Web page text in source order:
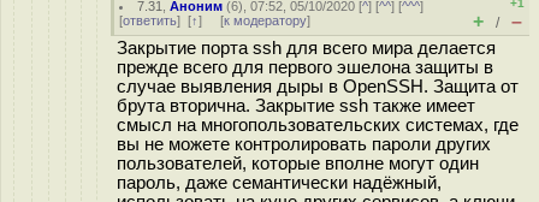
7.31 ,Аноним (6), 07:52, 05/10/2020 [^] [^^] [^^^]
[ответить] [↑] [к модератору]
+1
+ / –
Закрытие порта ssh для всего мира делается
прежде всего для первого эшелона защиты в
случае выявления дыры в OpenSSH. Защита от
брута вторична. Закрытие ssh также имеет
смысл на многопользовательских системах, где
вы не можете контролировать пароли других
пользователей, которые вполне могут один
пароль, даже семантически надёжный,